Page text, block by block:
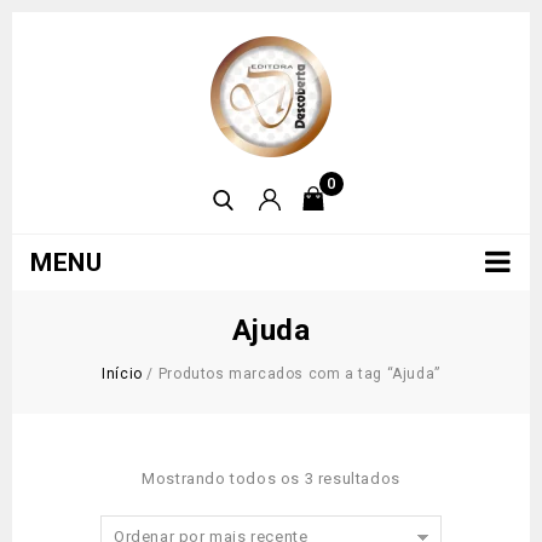
0
MENU
Ajuda
Início / Produtos marcados com a tag “Ajuda”
Mostrando todos os 3 resultados
Ordenar por mais recente